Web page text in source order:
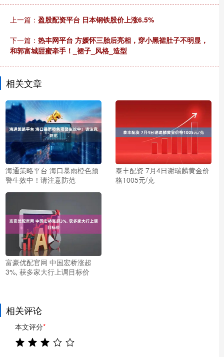
上一篇： 盈股配资平台 日本钢铁股价上涨6.5%
下一篇： 热丰网平台 方媛怀三胎后亮相，穿小黑裙肚子不明显，
和郭富城甜蜜牵手！_裙子_风格_造型
相关文章
海通策略平台 海口暴雨橙色预
警生效中！请注意防范
泰丰配资 7月4日谢瑞麟黄金价
格1005元/克
富豪优配官网 中国宏桥涨超
3%, 获多家大行上调目标价
相关评论
本文评分*